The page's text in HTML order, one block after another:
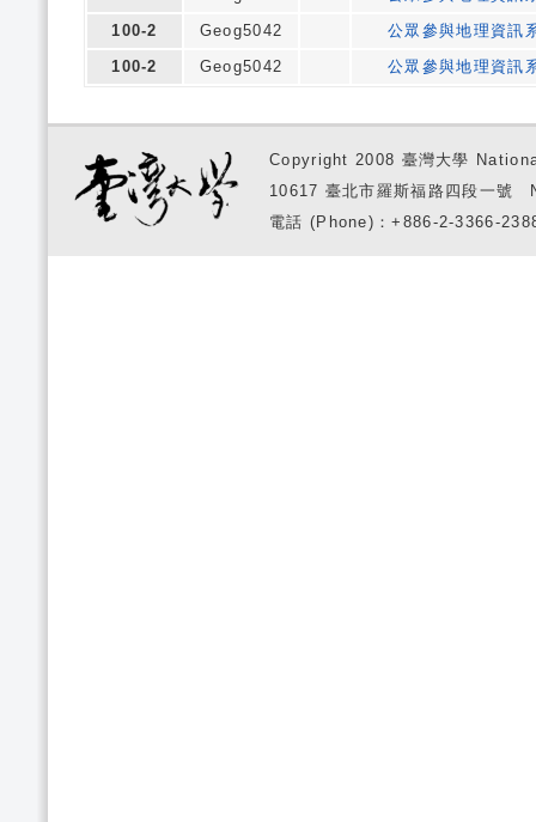
100-2
Geog5042
公眾參與地理資訊
100-2
Geog5042 公眾參與地理資訊
Copyright 2008 臺灣大學
10617 臺北市羅斯福路四段一
電話 (Phone)：+886-2-3366-